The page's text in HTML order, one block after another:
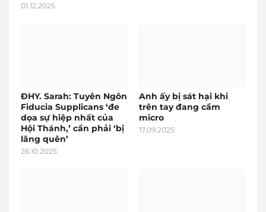
01.12.2025
ĐHY. Sarah: Tuyên Ngôn
Fiducia Supplicans ‘đe
dọa sự hiệp nhất của
Hội Thánh,’ cần phải ‘bị
lãng quên’
26.10.2025
Anh ấy bị sát hại khi
trên tay đang cầm
micro
17.09.2025